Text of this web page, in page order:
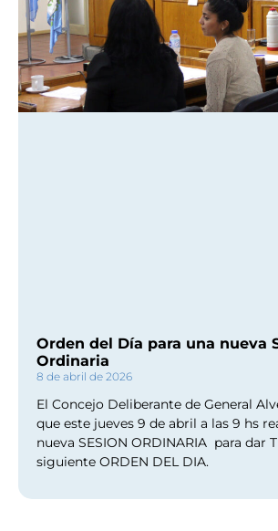
Orden del Día para una nueva
Ordinaria
8 de abril de 2026
El Concejo Deliberante de General
que este jueves 9 de abril a las 9 hs
nueva SESION ORDINARIA para dar
siguiente ORDEN DEL DIA.